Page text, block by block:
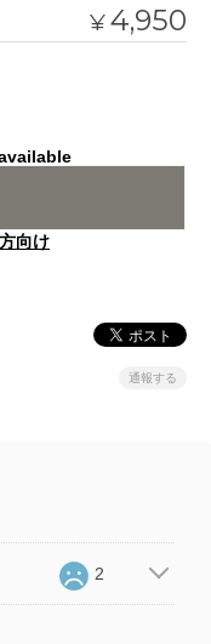
¥4,950
向け
通報する
2